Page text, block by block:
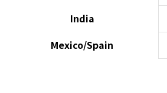
India
Mexico/Spain